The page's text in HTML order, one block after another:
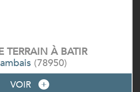
TERRAIN À BATIR
(78950)
VOIR